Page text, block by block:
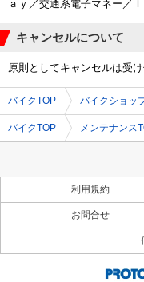
ａｙ／交通系電子マネー／
キャンセルについて
原則としてキャンセルは受
バイクTOP バイクショッ
バイクTOP メンテナンス
利用規約
お問合せ